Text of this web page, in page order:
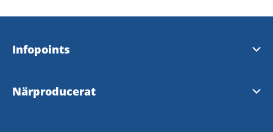
Infopoints
Turistinformation och Infopoints
Närproducerat